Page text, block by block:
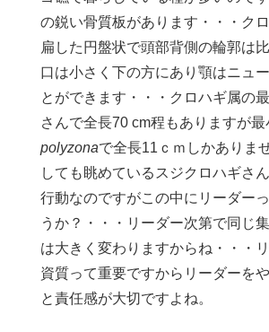
の鋭い骨質板があります・・・ク
扁した円盤状で頭部背側の輪郭は
口は小さく下の方にあり顎はニュ
とができます・・・クロハギ属の
さんで全長70 cm程もありますが
polyzonaで全長11ｃｍしかありま
しても眺めているスジクロハギさ
行動なのですがこの中にリーダー
うか？・・・リーダー次第で同じ
は大きく変わりますからね・・・
資質って重要ですからリーダーを
と責任感が大切ですよね。